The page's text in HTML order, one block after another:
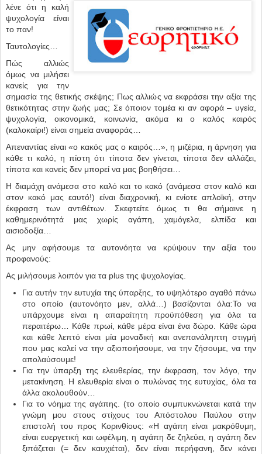
λένε ότι η καλή
ψυχολογία είναι
το παν!
Ταυτολογίες…
Πώς αλλιώς
όμως να μιλήσει
κανείς για την
σημασία της θετικής σκέψης; Πως αλλιώς να εκφράσει την αξία της
θετικότητας στην ζωής μας; Σε όποιον τομέα κι αν αφορά – υγεία,
ψυχολογία, οικονομικά, κοινωνία, ακόμα κι ο καλός καιρός
(καλοκαίρι!) είναι σημεία αναφοράς…
Απεναντίας είναι «o κακός μας ο καιρός…», η μιζέρια, η άρνηση για
κάθε τι καλό, η πίστη ότι τίποτα δεν γίνεται, τίποτα δεν αλλάζει,
τίποτα και κανείς δεν μπορεί να μας βοηθήσει…
Η διαμάχη ανάμεσα στο καλό και το κακό (ανάμεσα στον καλό και
στον κακό μας εαυτό!) είναι διαχρονική, κι ενίοτε απλοϊκή, στην
έκφραση των αντιθέτων. Σκεφτείτε όμως τι θα σήμαινε η
καθημερινότητά μας χωρίς αγάπη, χαμόγελα, ελπίδα και
αισιοδοξία…
Ας μην αφήσουμε τα αυτονόητα να κρύψουν την αξία του
προφανούς:
Aς μιλήσουμε λοιπόν για τα plus της ψυχολογίας.
Για αυτήν την ευτυχία της ύπαρξης, το υψηλότερο αγαθό πάνω
στο οποίο (αυτονόητο μεν, αλλά…) βασίζονται όλα:To να
υπάρχουμε είναι η απαραίτητη προϋπόθεση για όλα τα
περαιτέρω… Κάθε πρωί, κάθε μέρα είναι ένα δώρο. Κάθε ώρα
και κάθε λεπτό είναι μία μοναδική και ανεπανάληπτη στιγμή
που μας καλεί να την αξιοποιήσουμε, να την ζήσουμε, να την
απολαύσουμε!
Για την ύπαρξη της ελευθερίας, την έκφραση, τον λόγο, την
μετακίνηση. Η ελευθερία είναι ο πυλώνας της ευτυχίας, όλα τα
άλλα ακολουθούν…
Για το νόημα της αγάπης. (το οποίο συμπυκνώνεται κατά την
γνώμη μου στους στίχους του Απόστολου Παύλου στην
επιστολή του προς Κορινθίους: «Η αγάπη είναι μακρόθυμη,
είναι ευεργετική και ωφέλιμη, η αγάπη δε ζηλεύει, η αγάπη δεν
ξιπάζεται (= δεν καυχιέται), δεν είναι περήφανη, δεν κάνει